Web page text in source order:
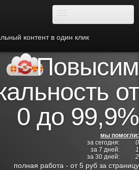
контент в один клик
Повысим
от
0 до 99,9%
мы помогли:
за сегодня:
0
за 7 дней:
1
за 30 дней:
2
полная работа - от 5 руб за страницу